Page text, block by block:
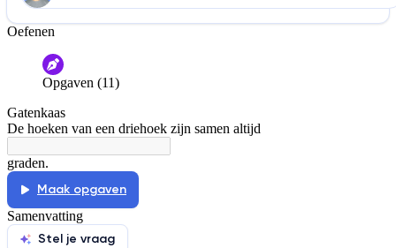
Help ons de video te verbeteren
De audio is slecht
Informatie is onjuist
De docent is te langdradig
Afspelen werkte niet
Oefenen
Opgaven (11)
Gatenkaas
De hoeken van een driehoek zijn samen altijd
graden.
Maak opgaven
Samenvatting
Stel je vraag